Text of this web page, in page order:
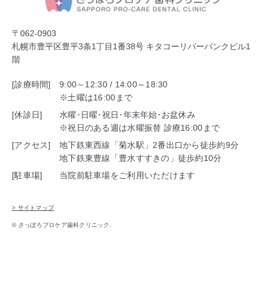
〒062-0903
札幌市豊平区豊平3条1丁目1番38号 キタコーリバーバンクビル1
階
[診療時間]
9:00～12:30 / 14:00～18:30
※土曜は16:00まで
[休診日]
水曜･日曜･祝日･年末年始･お盆休み
※祝日のある週は水曜振替 診療16:00まで
[アクセス]
地下鉄東西線「菊水駅」2番出口から徒歩約9分
地下鉄東豊線「豊水すすきの」徒歩約10分
[駐車場]
当院前駐車場をご利用いただけます
> サイトマップ
© さっぽろプロケア歯科クリニック.